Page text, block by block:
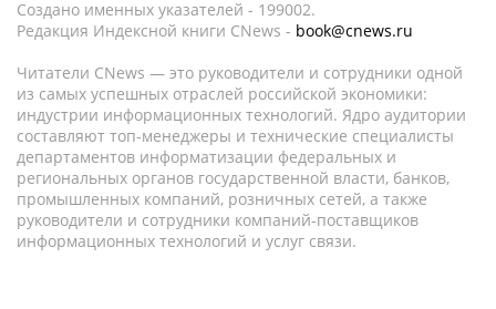
Создано именных указателей - 199002.
Редакция Индексной книги CNews - book@cnews.ru
Читатели CNews — это руководители и сотрудники одной
из самых успешных отраслей российской экономики:
индустрии информационных технологий. Ядро аудитории
составляют топ-менеджеры и технические специалисты
департаментов информатизации федеральных и
региональных органов государственной власти, банков,
промышленных компаний, розничных сетей, а также
руководители и сотрудники компаний-поставщиков
информационных технологий и услуг связи.